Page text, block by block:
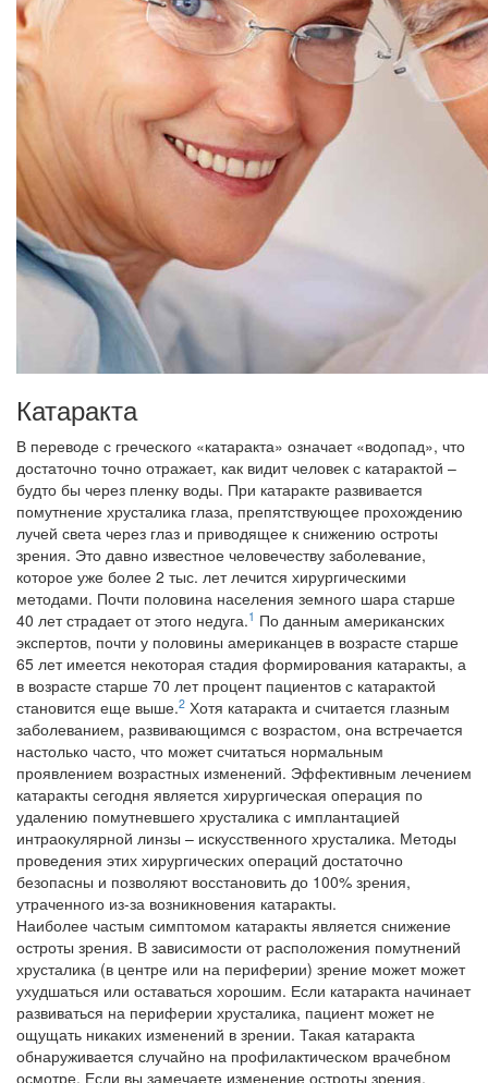
Катаракта
В переводе с греческого «катаракта» означает «водопад», что
достаточно точно отражает, как видит человек с катарактой –
будто бы через пленку воды. При катаракте развивается
помутнение хрусталика глаза, препятствующее прохождению
лучей света через глаз и приводящее к снижению остроты
зрения. Это давно известное человечеству заболевание,
которое уже более 2 тыс. лет лечится хирургическими
методами. Почти половина населения земного шара старше
40 лет страдает от этого недуга.1 По данным американских
экспертов, почти у половины американцев в возрасте старше
65 лет имеется некоторая стадия формирования катаракты, а
в возрасте старше 70 лет процент пациентов с катарактой
становится еще выше.2 Хотя катаракта и считается глазным
заболеванием, развивающимся с возрастом, она встречается
настолько часто, что может считаться нормальным
проявлением возрастных изменений. Эффективным лечением
катаракты сегодня является хирургическая операция по
удалению помутневшего хрусталика с имплантацией
интраокулярной линзы – искусственного хрусталика. Методы
проведения этих хирургических операций достаточно
безопасны и позволяют восстановить до 100% зрения,
утраченного из-за возникновения катаракты.
Наиболее частым симптомом катаракты является снижение
остроты зрения. В зависимости от расположения помутнений
хрусталика (в центре или на периферии) зрение может может
ухудшаться или оставаться хорошим. Если катаракта начинает
развиваться на периферии хрусталика, пациент может не
ощущать никаких изменений в зрении. Такая катаракта
обнаруживается случайно на профилактическом врачебном
осмотре. Если вы замечаете изменение остроты зрения,